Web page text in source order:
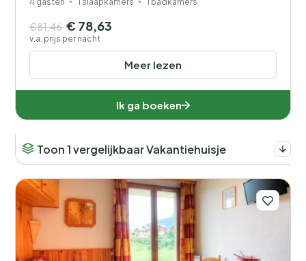
Meer lezen
€81,46 € 78,63
v.a. prijs per nacht
Ik ga boeken
Toon 1 vergelijkbaar Vakantiehuisje